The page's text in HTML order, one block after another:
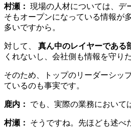
村瀬： 現場の人材については、デ
そもオープンになっている情報が
多いですから。
対して、 真ん中のレイヤーである
くれないし、会社側も情報を守り
そのため、トップのリーダーシッ
ているのも事実です。
鹿内： でも、実際の業務において
村瀬：
そうですね。先ほども述べ